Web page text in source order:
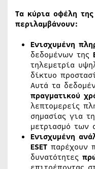
Τα κύρια οφέλη
περιλαμβάνουν:
Ενισχυμένη
δεδομένων της
τηλεμετρία
δίκτυο
Αυτά τα
πραγματικού
λεπτομερείς
σημασίας για
μετριασμό των
Ενισχυμένη
ESET παρέχουν
δυνατότητες